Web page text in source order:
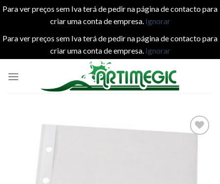
Para ver preços sem Iva terá de pedir na página de contacto para
criar uma conta de empresa. Ignorar
Para ver preços sem Iva terá de pedir na página de contacto para
criar uma conta de empresa. Ignorar